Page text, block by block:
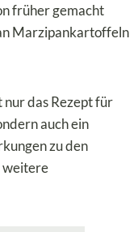
früher gemacht
Marzipankartoffeln
das Rezept für
auch ein
zu den
weitere